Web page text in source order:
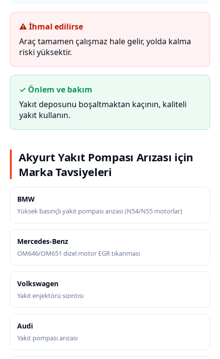
⚠ İhmal edilirse
Araç tamamen çalışmaz hale gelir, yolda kalma
riski yüksektir.
✓ Önlem ve bakım
Yakıt deposunu boşaltmaktan kaçının, kaliteli
yakıt kullanın.
Akyurt Yakıt Pompası Arızası için
Marka Tavsiyeleri
BMW
Yüksek basınçlı yakıt pompası arızası (N54/N55 motorlar)
Mercedes-Benz
OM646/OM651 dizel motor EGR tıkanması
Volkswagen
Yakıt enjektörü sızıntısı
Audi
Yakıt pompası arızası